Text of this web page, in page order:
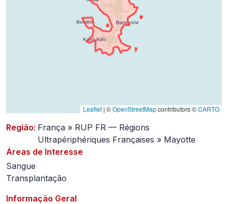
Leaflet | ©OpenStreetMapcontributors ©CARTO
Região: França » RUP FR — Régions
Ultrapériphériques Françaises » Mayotte
Áreas de Interesse
Sangue
Transplantação
Informação Geral